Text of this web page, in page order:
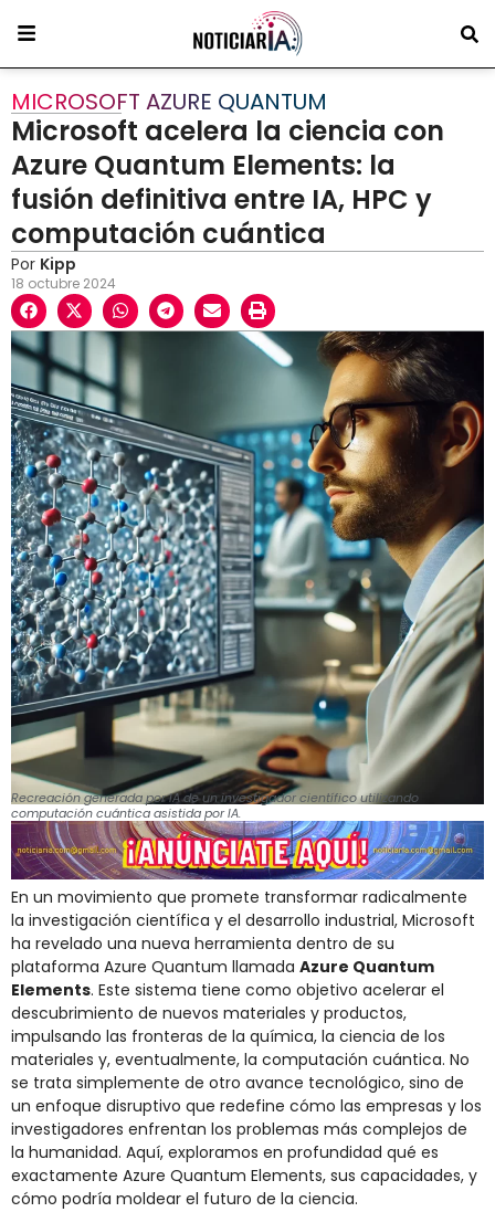
MICROSOFT AZURE QUANTUM
Microsoft acelera la ciencia con
Azure Quantum Elements: la
fusión definitiva entre IA, HPC y
computación cuántica
Por Kipp
18 octubre 2024
Recreación generada por IA de un investigador científico utilizando
computación cuántica asistida por IA.
En un movimiento que promete transformar radicalmente
la investigación científica y el desarrollo industrial, Microsoft
ha revelado una nueva herramienta dentro de su
plataforma Azure Quantum llamada Azure Quantum
Elements. Este sistema tiene como objetivo acelerar el
descubrimiento de nuevos materiales y productos,
impulsando las fronteras de la química, la ciencia de los
materiales y, eventualmente, la computación cuántica. No
se trata simplemente de otro avance tecnológico, sino de
un enfoque disruptivo que redefine cómo las empresas y los
investigadores enfrentan los problemas más complejos de
la humanidad. Aquí, exploramos en profundidad qué es
exactamente Azure Quantum Elements, sus capacidades, y
cómo podría moldear el futuro de la ciencia.